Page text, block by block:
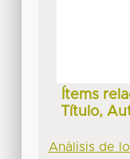
Ítems
Título,
Análisis de